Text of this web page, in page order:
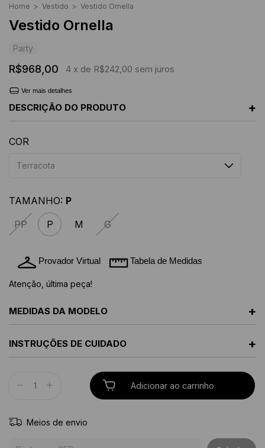
Home > Vestido > Vestido Ornella
Vestido Ornella
Party
R$968,00 4 x de R$242,00 sem juros
Ver mais detalhes
DESCRIÇÃO DO PRODUTO +
COR
TAMANHO: P
PP
P M G
Provador Virtual Tabela de Medidas
Atenção, última peça!
MEDIDAS DA MODELO +
INSTRUÇÕES DE CUIDADO +
Meios de envio